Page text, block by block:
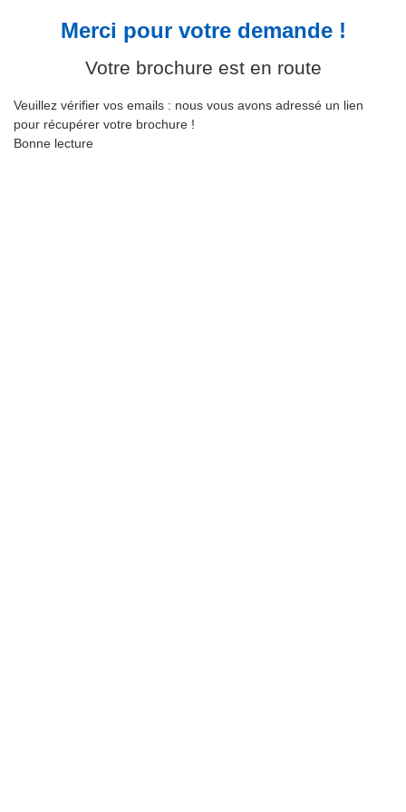
Merci pour votre demande !
Votre brochure est en route
Veuillez vérifier vos emails : nous vous avons adressé un lien
pour récupérer votre brochure !
Bonne lecture